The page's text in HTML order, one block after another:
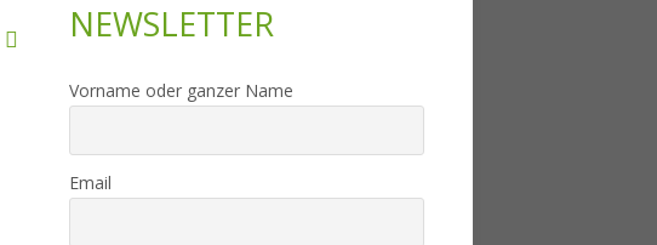
NEWSLETTER
Vorname oder ganzer Name
Email